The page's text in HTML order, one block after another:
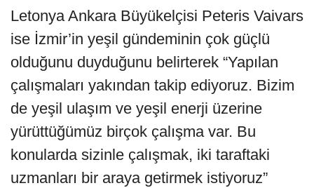
Letonya Ankara Büyükelçisi Peteris Vaivars
ise İzmir’in yeşil gündeminin çok güçlü
olduğunu duyduğunu belirterek “Yapılan
çalışmaları yakından takip ediyoruz. Bizim
de yeşil ulaşım ve yeşil enerji üzerine
yürüttüğümüz birçok çalışma var. Bu
konularda sizinle çalışmak, iki taraftaki
uzmanları bir araya getirmek istiyoruz”